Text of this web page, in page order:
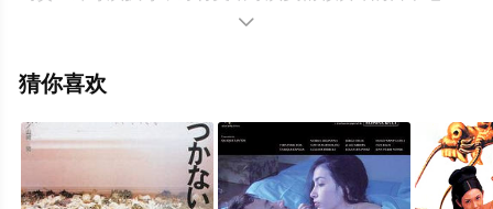
影，手机免费观看高清未删减完整版电影大全就上天堂电
等平台了解。

猜你喜欢